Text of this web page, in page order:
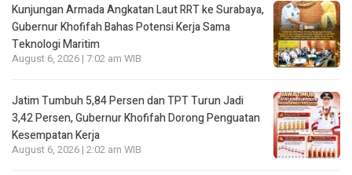
Kunjungan Armada Angkatan Laut RRT ke Surabaya,
Gubernur Khofifah Bahas Potensi Kerja Sama
Teknologi Maritim
August 6, 2026 | 7:02 am WIB
Jatim Tumbuh 5,84 Persen dan TPT Turun Jadi
3,42 Persen, Gubernur Khofifah Dorong Penguatan
Kesempatan Kerja
August 6, 2026 | 2:02 am WIB